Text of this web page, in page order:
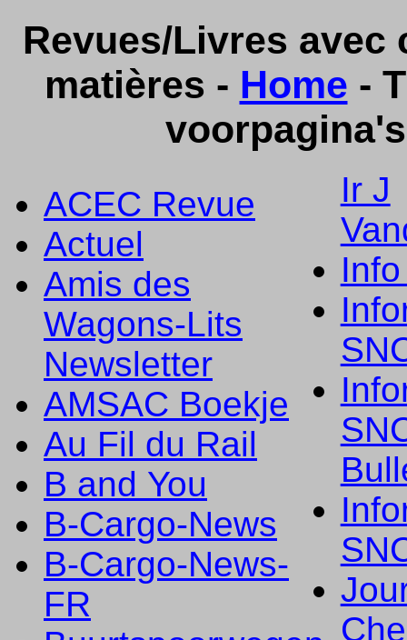
Revues/Livres avec
matières - Home -
ACEC Revue
Actuel
Amis des
Wagons-Lits
Newsletter
AMSAC Boekje
Au Fil du Rail
B and You
B-Cargo-News
B-Cargo-News-
FR
Ir J